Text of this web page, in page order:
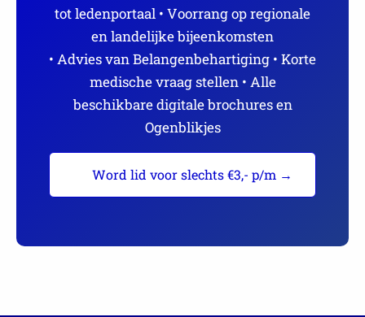
tot ledenportaal • Voorrang op regionale
en landelijke bijeenkomsten
• Advies van Belangenbehartiging • Korte
medische vraag stellen • Alle
beschikbare digitale brochures en
Ogenblikjes
Word lid voor slechts €3,- p/m →